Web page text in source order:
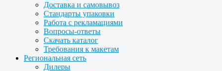
Доставка и самовывоз
Стандарты упаковки
Работа с рекламациями
Вопросы-ответы
Скачать каталог
Требования к макетам
Региональная сеть
Дилеры